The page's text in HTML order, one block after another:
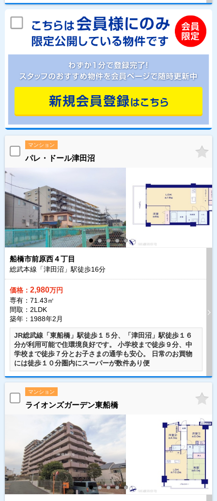
マンション
パレ・ドール津田沼
船橋市前原西４丁目
総武本線「津田沼」駅徒歩16分
価格： 2,980万円
専有：71.43㎡
間取：2LDK
築年：1988年2月
JR総武線「東船橋」駅徒歩１５分、「津田沼」駅徒歩１６
分が利用可能で住環境良好です。 小学校まで徒歩９分、中
学校まで徒歩７分とお子さまの通学も安心。 日常のお買物
には徒歩１０分圏内にスーパーが数件あり便
マンション
ライオンズガーデン東船橋